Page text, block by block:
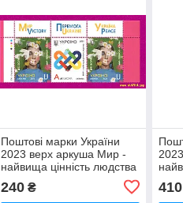
Поштові марки України
2023 верх аркуша Мир -
найвища цінність людства
240₴ 410